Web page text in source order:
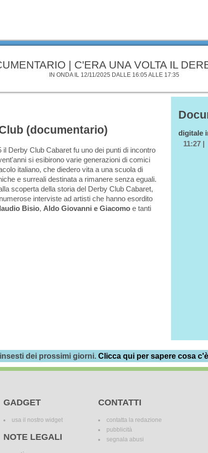
| C'ERA UNA VOLTA IL
IN ONDA IL 12/11/2025 DALLE 16:05 ALLE 17:35
(documentario)
il Derby Club Cabaret fu uno dei punti di incontro
si esibirono varie generazioni di comici
italiano, che diedero vita a una scuola di
e surreali destinata a rimanere senza eguali.
scoperta della storia del Derby Club Cabaret,
interviste ad artisti che hanno esordito
Bisio, Aldo Giovanni e Giacomo e tanti
digitale
11:27 |
dei prossimi giorni. Clicca qui per sapere cosa
GADGET
usa il nostro widget
NOTE LEGALI
CONTATTI
contatta la redazione
pubblicità
segnala abusi